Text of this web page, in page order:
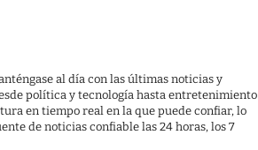
al día con las últimas noticias y
política y tecnología hasta entretenimiento
en tiempo real en la que puede confiar, lo
de noticias confiable las 24 horas, los 7